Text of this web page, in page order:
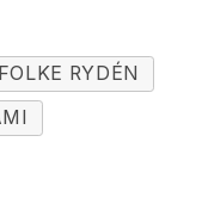
FOLKE RYDÉN